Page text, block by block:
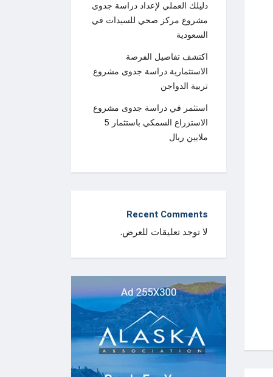
دليلك العملي لإعداد دراسة جدوى
مشروع مركز صحي للسيدات في
السعودية
اكتشف تفاصيل الفرصة
الاستثمارية دراسة جدوى مشروع
تربية الدواجن
استثمر في دراسة جدوى مشروع
الاستزراع السمكي باستثمار 5
ملايين ريال
Recent Comments
لا توجد تعليقات للعرض.